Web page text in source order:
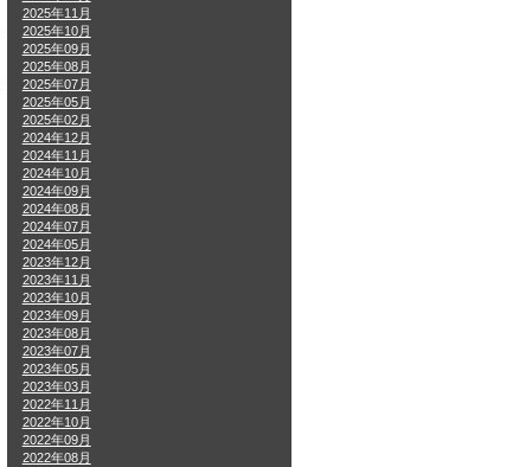
2025年11月
2025年10月
2025年09月
2025年08月
2025年07月
2025年05月
2025年02月
2024年12月
2024年11月
2024年10月
2024年09月
2024年08月
2024年07月
2024年05月
2023年12月
2023年11月
2023年10月
2023年09月
2023年08月
2023年07月
2023年05月
2023年03月
2022年11月
2022年10月
2022年09月
2022年08月